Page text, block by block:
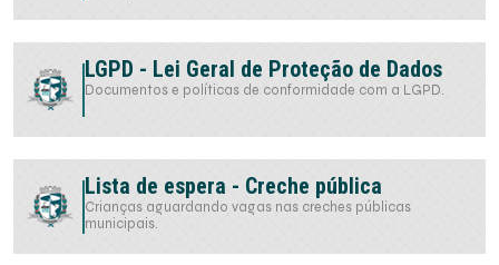
LGPD - Lei Geral de Proteção de Dados
Documentos e políticas de conformidade com a LGPD.
Lista de espera - Creche pública
Crianças aguardando vagas nas creches públicas
municipais.